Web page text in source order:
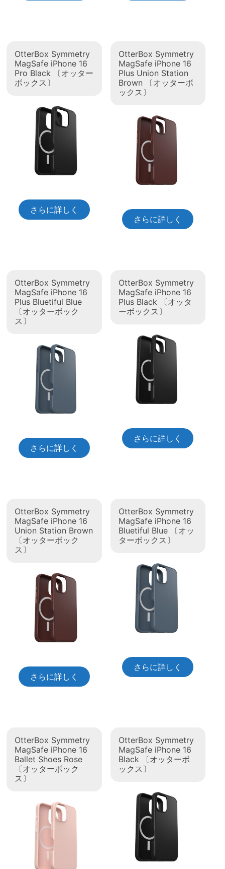
OtterBox Symmetry
MagSafe iPhone 16
Pro Black 〔オッター
ボックス〕
さらに詳しく
OtterBox Symmetry
MagSafe iPhone 16
Plus Union Station
Brown 〔オッターボ
ックス〕
さらに詳しく
OtterBox Symmetry
MagSafe iPhone 16
Plus Bluetiful Blue
〔オッターボック
ス〕
さらに詳しく
OtterBox Symmetry
MagSafe iPhone 16
Plus Black 〔オッタ
ーボックス〕
さらに詳しく
OtterBox Symmetry
MagSafe iPhone 16
Union Station Brown
〔オッターボック
ス〕
さらに詳しく
OtterBox Symmetry
MagSafe iPhone 16
Bluetiful Blue 〔オッ
ターボックス〕
さらに詳しく
OtterBox Symmetry
MagSafe iPhone 16
Ballet Shoes Rose
〔オッターボック
ス〕
OtterBox Symmetry
MagSafe iPhone 16
Black 〔オッターボ
ックス〕